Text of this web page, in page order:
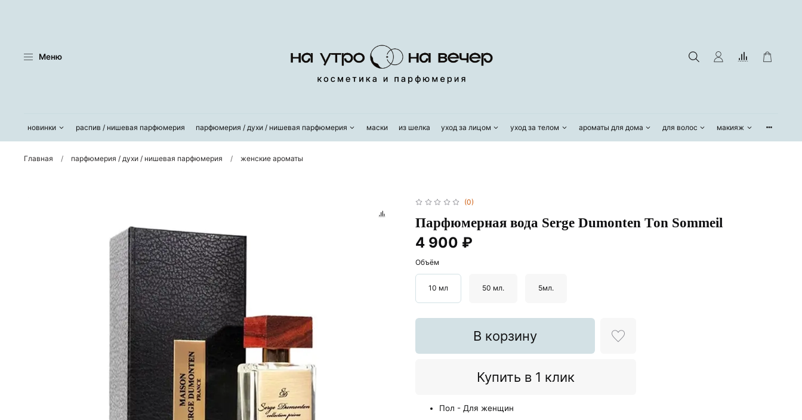
Меню
новинки распив / нишевая парфюмерия парфюмерия / духи / нишевая парфюмерия маски из шелка уход за лицом уход за телом ароматы для дома для волос макияж
Главная парфюмерия / духи / нишевая парфюмерия женские ароматы
(0)
Парфюмерная вода Serge Dumonten Тon Sommeil
4 900 ₽
В корзину
Купить в 1 клик
Объём
10 мл 50 мл. 5мл.
Пол - Для женщин